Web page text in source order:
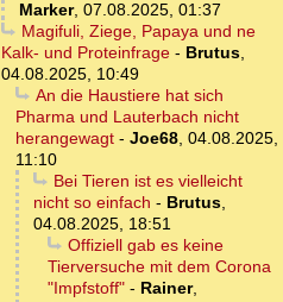
Marker, 07.08.2025, 01:37
Magifuli, Ziege, Papaya und ne
Kalk- und Proteinfrage - Brutus,
04.08.2025, 10:49
An die Haustiere hat sich
Pharma und Lauterbach nicht
herangewagt - Joe68, 04.08.2025,
11:10
Bei Tieren ist es vielleicht
nicht so einfach - Brutus,
04.08.2025, 18:51
Offiziell gab es keine
Tierversuche mit dem Corona
"Impfstoff" - Rainer,